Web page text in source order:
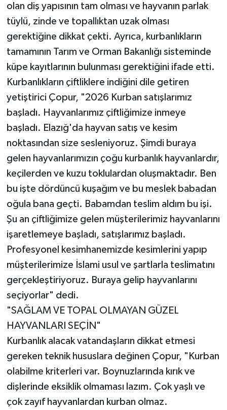
olan diş yapısının tam olması ve hayvanın parlak
tüylü, zinde ve topallıktan uzak olması
gerektiğine dikkat çekti. Ayrıca, kurbanlıkların
tamamının Tarım ve Orman Bakanlığı sisteminde
küpe kayıtlarının bulunması gerektiğini ifade etti.
Kurbanlıkların çiftliklere indiğini dile getiren
yetiştirici Çopur, "2026 Kurban satışlarımız
başladı. Hayvanlarımız çiftliğimize inmeye
başladı. Elazığ'da hayvan satış ve kesim
noktasından size sesleniyoruz. Şimdi buraya
gelen hayvanlarımızın çoğu kurbanlık hayvanlardır,
keçilerden ve kuzu toklulardan oluşmaktadır. Ben
bu işte dördüncü kuşağım ve bu meslek babadan
oğula bana geçti. Babamdan teslim aldım bu işi.
Şu an çiftliğimize gelen müşterilerimiz hayvanlarını
işaretlemeye başladı, satışlarımız başladı.
Profesyonel kesimhanemizde kesimlerini yapıp
müşterilerimize İslami usul ve şartlarla teslimatını
gerçekleştiriyoruz. Buraya gelip hayvanlarını
seçiyorlar" dedi.
"SAĞLAM VE TOPAL OLMAYAN GÜZEL
HAYVANLARI SEÇİN"
Kurbanlık alacak vatandaşların dikkat etmesi
gereken teknik hususlara değinen Çopur, "Kurban
olabilme kriterleri var. Boynuzlarında kırık ve
dişlerinde eksiklik olmaması lazım. Çok yaşlı ve
çok zayıf hayvanlardan kurban olmaz.